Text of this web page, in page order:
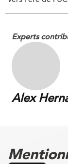
Experts
Alex